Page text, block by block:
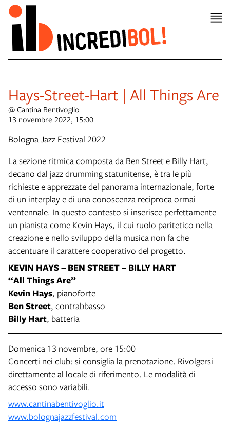
Hays-Street-Hart | All Things Are
@ Cantina Bentivoglio
13 novembre 2022, 15:00
Bologna Jazz Festival 2022
La sezione ritmica composta da Ben Street e Billy Hart,
decano dal jazz drumming statunitense, è tra le più
richieste e apprezzate del panorama internazionale, forte
di un interplay e di una conoscenza reciproca ormai
ventennale. In questo contesto si inserisce perfettamente
un pianista come Kevin Hays, il cui ruolo paritetico nella
creazione e nello sviluppo della musica non fa che
accentuare il carattere cooperativo del progetto.
KEVIN HAYS – BEN STREET – BILLY HART
“All Things Are”
Kevin Hays, pianoforte
Ben Street, contrabbasso
Billy Hart, batteria
Domenica 13 novembre, ore 15:00
Concerti nei club: si consiglia la prenotazione. Rivolgersi
direttamente al locale di riferimento. Le modalità di
accesso sono variabili.
www.cantinabentivoglio.it
www.bolognajazzfestival.com